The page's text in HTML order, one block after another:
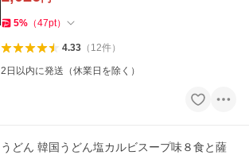
5% （47pt）
4.33（ 12件）
2日以内に発送（休業日を除く）
うどん 韓国うどん塩カルビスープ味８食と薩